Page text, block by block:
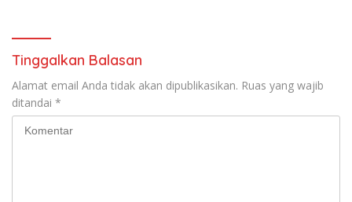
Tinggalkan Balasan
Alamat email Anda tidak akan dipublikasikan. Ruas yang wajib
ditandai *